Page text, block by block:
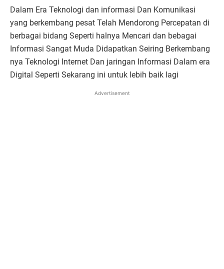
Dalam Era Teknologi dan informasi Dan Komunikasi
yang berkembang pesat Telah Mendorong Percepatan di
berbagai bidang Seperti halnya Mencari dan bebagai
Informasi Sangat Muda Didapatkan Seiring Berkembang
nya Teknologi Internet Dan jaringan Informasi Dalam era
Digital Seperti Sekarang ini untuk lebih baik lagi
Advertisement